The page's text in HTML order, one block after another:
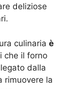
deliziose
culinaria è
che il forno
dalla
rimuovere la